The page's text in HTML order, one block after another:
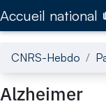
Accueil national
CNRS-Hebdo
Alzheimer